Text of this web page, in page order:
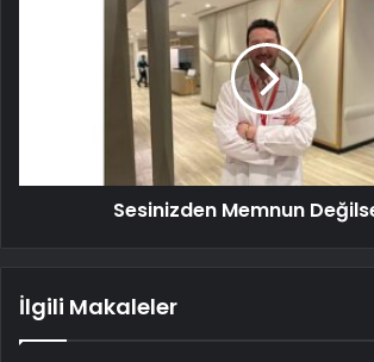
Sesinizden Memnun
İlgili Makaleler